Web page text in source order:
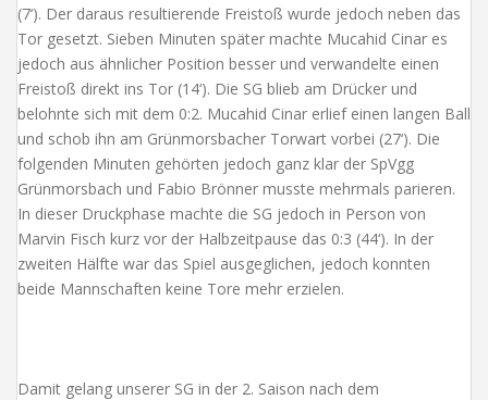
(7‘). Der daraus resultierende Freistoß wurde jedoch neben das
Tor gesetzt. Sieben Minuten später machte Mucahid Cinar es
jedoch aus ähnlicher Position besser und verwandelte einen
Freistoß direkt ins Tor (14‘). Die SG blieb am Drücker und
belohnte sich mit dem 0:2. Mucahid Cinar erlief einen langen Ball
und schob ihn am Grünmorsbacher Torwart vorbei (27‘). Die
folgenden Minuten gehörten jedoch ganz klar der SpVgg
Grünmorsbach und Fabio Brönner musste mehrmals parieren.
In dieser Druckphase machte die SG jedoch in Person von
Marvin Fisch kurz vor der Halbzeitpause das 0:3 (44‘). In der
zweiten Hälfte war das Spiel ausgeglichen, jedoch konnten
beide Mannschaften keine Tore mehr erzielen.
Damit gelang unserer SG in der 2. Saison nach dem